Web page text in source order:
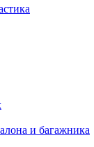
и багажника